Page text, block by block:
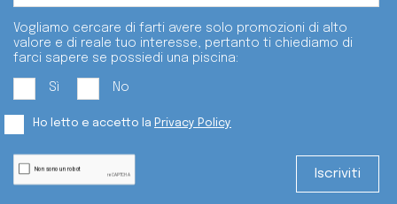
Vogliamo cercare di farti avere solo promozioni di alto
valore e di reale tuo interesse, pertanto ti chiediamo di
farci sapere se possiedi una piscina:
Sì No
Ho letto e accetto la Privacy Policy